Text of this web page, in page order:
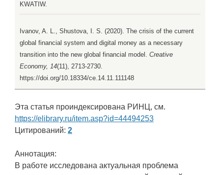
KWATIW.
Ivanov, A. L., Shustova, I. S. (2020). The crisis of the current
global financial system and digital money as a necessary
transition into the new global financial model. Creative
Economy, 14(11), 2713-2730.
https://doi.org/10.18334/ce.14.11.111148
Эта статья проиндексирована РИНЦ, см.
https://elibrary.ru/item.asp?id=44494253
Цитирований: 2
Аннотация:
В работе исследована актуальная проблема